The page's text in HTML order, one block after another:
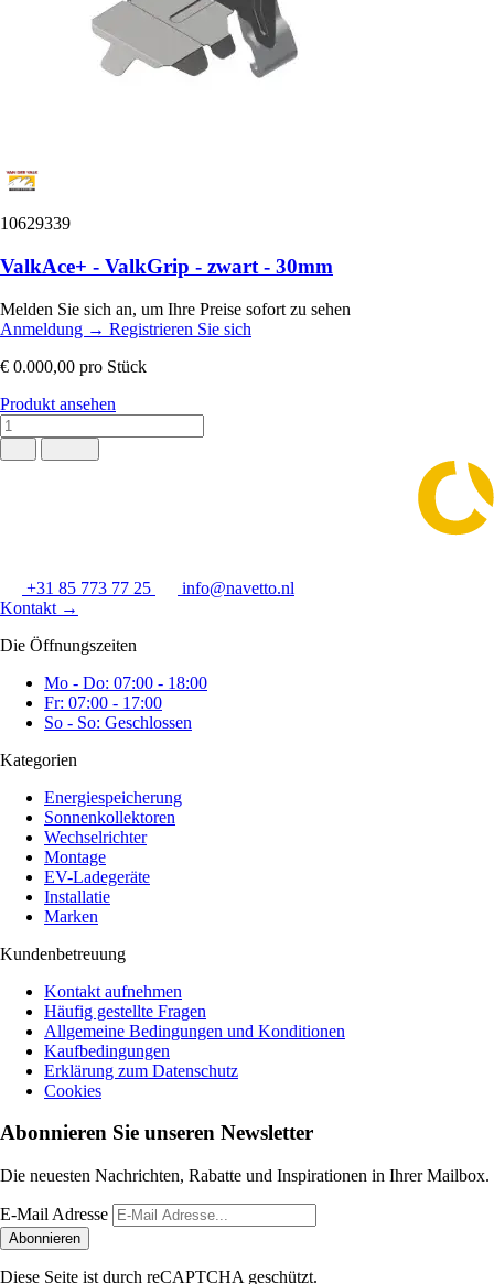
10629339
ValkAce+ - ValkGrip - zwart - 30mm
Melden Sie sich an, um Ihre Preise sofort zu sehen
Anmeldung → Registrieren Sie sich
€ 0.000,00 pro Stück
Produkt ansehen
+31 85 773 77 25
info@navetto.nl
Kontakt →
Die Öffnungszeiten
Mo - Do: 07:00 - 18:00
Fr: 07:00 - 17:00
So - So: Geschlossen
Kategorien
Energiespeicherung
Sonnenkollektoren
Wechselrichter
Montage
EV-Ladegeräte
Installatie
Marken
Kundenbetreuung
Kontakt aufnehmen
Häufig gestellte Fragen
Allgemeine Bedingungen und Konditionen
Kaufbedingungen
Erklärung zum Datenschutz
Cookies
Abonnieren Sie unseren Newsletter
Die neuesten Nachrichten, Rabatte und Inspirationen in Ihrer Mailbox.
E-Mail Adresse
Abonnieren
Diese Seite ist durch reCAPTCHA geschützt.